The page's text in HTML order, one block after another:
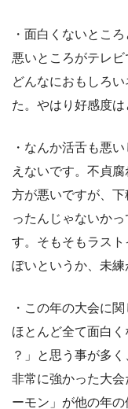
・面白くないとこ
悪いところがテレ
どんなにおもしろ
た。やはり好感度は
・なんか活舌も悪
えないです。不貞
方が悪いですが、
ったんじゃないか
す。そもそもラス
ぽいというか、未練
・この年の大会に
ほとんど全て面白
？」と思う事が多
非常に強かった大
ーモン」が他の年